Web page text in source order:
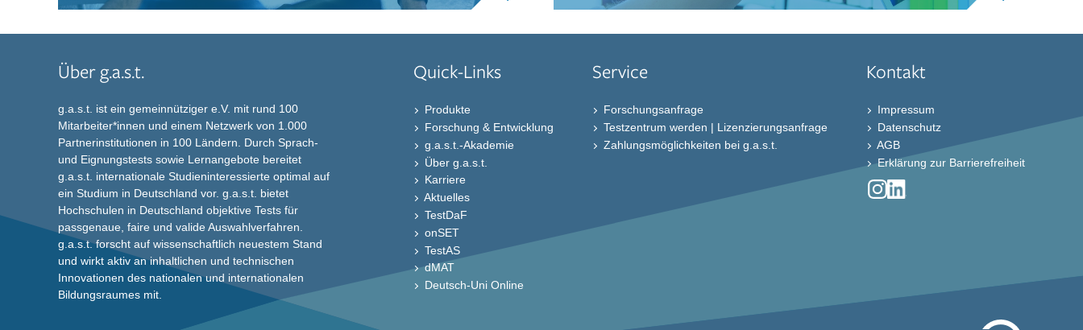
Über g.a.s.t.
g.a.s.t. ist ein gemeinnütziger e.V. mit rund 100
Mitarbeiter*innen und einem Netzwerk von 1.000
Partnerinstitutionen in 100 Ländern. Durch Sprach-
und Eignungstests sowie Lernangebote bereitet
g.a.s.t. internationale Studieninteressierte optimal auf
ein Studium in Deutschland vor. g.a.s.t. bietet
Hochschulen in Deutschland objektive Tests für
passgenaue, faire und valide Auswahlverfahren.
g.a.s.t. forscht auf wissenschaftlich neuestem Stand
und wirkt aktiv an inhaltlichen und technischen
Innovationen des nationalen und internationalen
Bildungsraumes mit.
Quick-Links
Produkte
Forschung & Entwicklung
g.a.s.t.-Akademie
Über g.a.s.t.
Karriere
Aktuelles
TestDaF
onSET
TestAS
dMAT
Deutsch-Uni Online
Service
Forschungsanfrage
Testzentrum werden | Lizenzierungsanfrage
Zahlungsmöglichkeiten bei g.a.s.t.
Kontakt
Impressum
Datenschutz
AGB
Erklärung zur Barrierefreiheit